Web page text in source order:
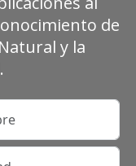
de
y la